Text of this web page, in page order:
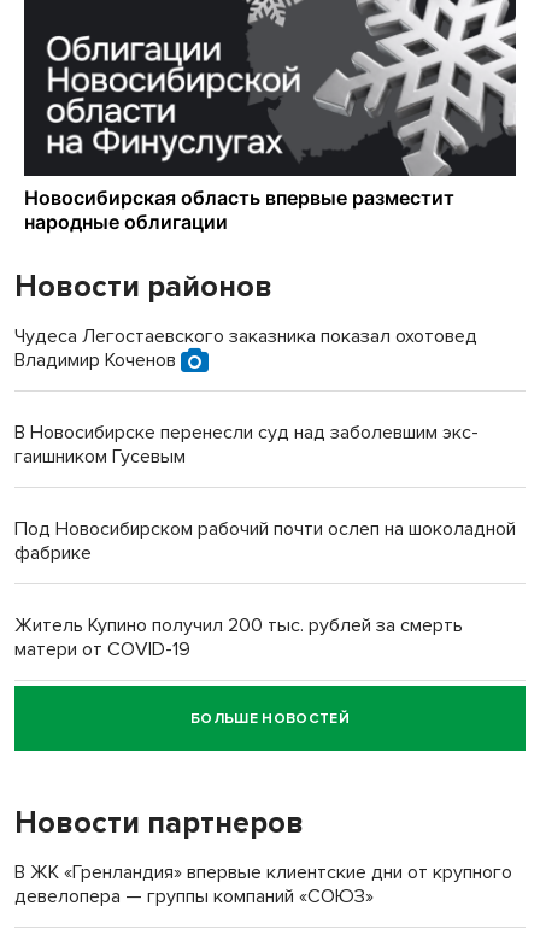
Новости районов
Чудеса Легостаевского заказника показал охотовед
Владимир Коченов
В Новосибирске перенесли суд над заболевшим экс-
гаишником Гусевым
Под Новосибирском рабочий почти ослеп на шоколадной
фабрике
Житель Купино получил 200 тыс. рублей за смерть
матери от COVID-19
Новосибирский суд наказал водителя за смерть
пенсионерки на вокзале
БОЛЬШЕ НОВОСТЕЙ
Новости партнеров
В ЖК «Гренландия» впервые клиентские дни от крупного
девелопера — группы компаний «СОЮЗ»